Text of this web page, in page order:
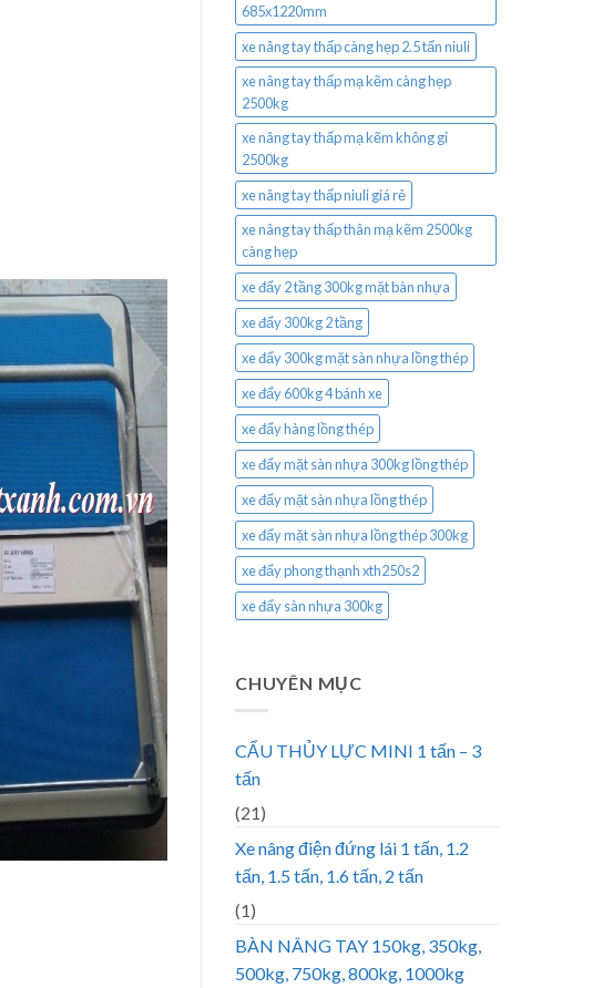
685x1220mm
xe nâng tay thấp càng hẹp 2.5 tấn niuli
xe nâng tay thấp mạ kẽm càng hẹp
2500kg
xe nâng tay thấp mạ kẽm không gỉ
2500kg
xe nâng tay thấp niuli giá rẻ
xe nâng tay thấp thân mạ kẽm 2500kg
càng hẹp
xe đẩy 2 tầng 300kg mặt bàn nhựa
xe đẩy 300kg 2 tầng
xe đẩy 300kg mặt sàn nhựa lồng thép
xe đẩy 600kg 4 bánh xe
xe đẩy hàng lồng thép
xe đẩy mặt sàn nhựa 300kg lồng thép
xe đẩy mặt sàn nhựa lồng thép
xe đẩy mặt sàn nhựa lồng thép 300kg
xe đẩy phong thạnh xth250s2
xe đẩy sàn nhựa 300kg
CHUYÊN MỤC
CẨU THỦY LỰC MINI 1 tấn – 3
tấn
(21)
Xe nâng điện đứng lái 1 tấn, 1.2
tấn, 1.5 tấn, 1.6 tấn, 2 tấn
(1)
BÀN NÂNG TAY 150kg, 350kg,
500kg, 750kg, 800kg, 1000kg